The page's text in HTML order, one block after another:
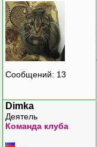
Сообщений: 13
Dimka
Деятель
Команда клуба